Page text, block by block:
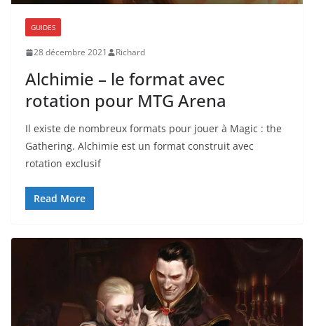
GUIDES
28 décembre 2021 Richard
Alchimie – le format avec
rotation pour MTG Arena
Il existe de nombreux formats pour jouer à Magic : the
Gathering. Alchimie est un format construit avec
rotation exclusif
Read More